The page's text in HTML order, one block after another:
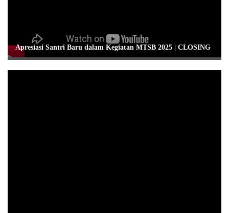
Apresiasi Santri Baru dalam Kegiatan MTSB 2025 | CLOSING